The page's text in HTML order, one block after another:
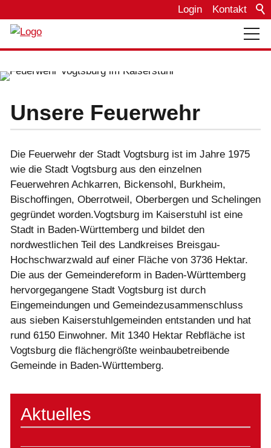
Kontakt
Login
Über uns
Bautagebuch
Einsätze
Termine
Fahrzeuge
Unsere Feuerwehr
Die Feuerwehr der Stadt Vogtsburg ist im Jahre 1975
wie die Stadt Vogtsburg aus den einzelnen
Feuerwehren Achkarren, Bickensohl, Burkheim,
Bischoffingen, Oberrotweil, Oberbergen und Schelingen
gegründet worden.Vogtsburg im Kaiserstuhl ist eine
Stadt in Baden-Württemberg und bildet den
nordwestlichen Teil des Landkreises Breisgau-
Hochschwarzwald auf einer Fläche von 3736 Hektar.
Die aus der Gemeindereform in Baden-Württemberg
hervorgegangene Stadt Vogtsburg ist durch
Eingemeindungen und Gemeindezusammenschluss
aus sieben Kaiserstuhlgemeinden entstanden und hat
rund 6150 Einwohner. Mit 1340 Hektar Rebfläche ist
Vogtsburg die flächengrößte weinbaubetreibende
Gemeinde in Baden-Württemberg.
Aktuelles